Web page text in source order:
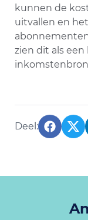
kunnen de
uitvallen en
zien dit als